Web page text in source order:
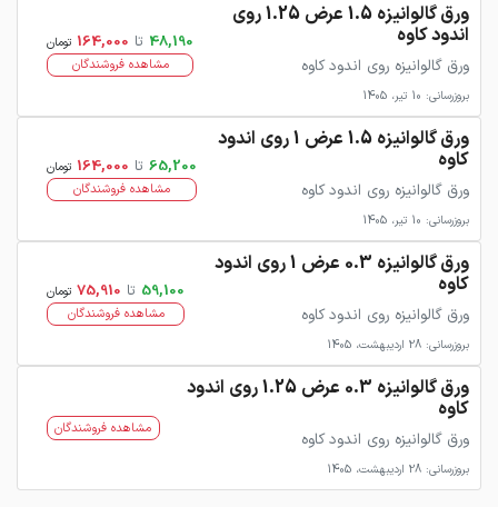
ورق گالوانیزه 1.5 عرض 1.25 روی
اندود کاوه
ورق گالوانیزه روی اندود کاوه
بروزرسانی: 10 تیر، 1405
48,190 تا 164,000 تومان
مشاهده فروشندگان
ورق گالوانیزه 1.5 عرض 1 روی اندود
کاوه
ورق گالوانیزه روی اندود کاوه
بروزرسانی: 10 تیر، 1405
65,200 تا 164,000 تومان
مشاهده فروشندگان
ورق گالوانیزه 0.3 عرض 1 روی اندود
کاوه
ورق گالوانیزه روی اندود کاوه
بروزرسانی: 28 اردیبهشت، 1405
59,100 تا 75,910 تومان
مشاهده فروشندگان
ورق گالوانیزه 0.3 عرض 1.25 روی اندود
کاوه
ورق گالوانیزه روی اندود کاوه
بروزرسانی: 28 اردیبهشت، 1405
مشاهده فروشندگان